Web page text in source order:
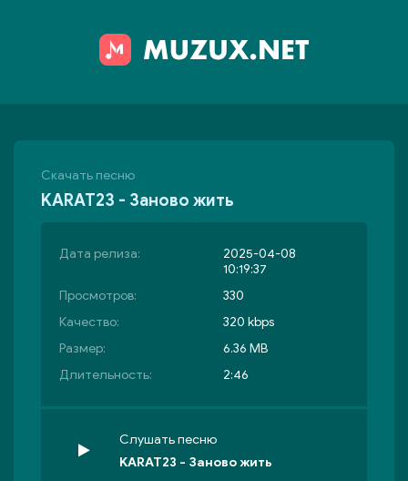
Скачать песню
KARAT23 - Заново жить
Дата релиза:
2025-04-08
10:19:37
Просмотров:
330
Качество:
320 kbps
Размер:
6.36 MB
Длительность:
2:46
Слушать песню
KARAT23 - Заново жить